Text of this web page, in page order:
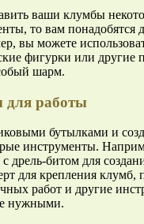
ваши клумбы
то вам понадобятся
вы можете
фигурки или другие
шарм.
для работы
бутылками и
инструменты.
дрель-битом для
для крепления клумб,
работ и другие
нужными.